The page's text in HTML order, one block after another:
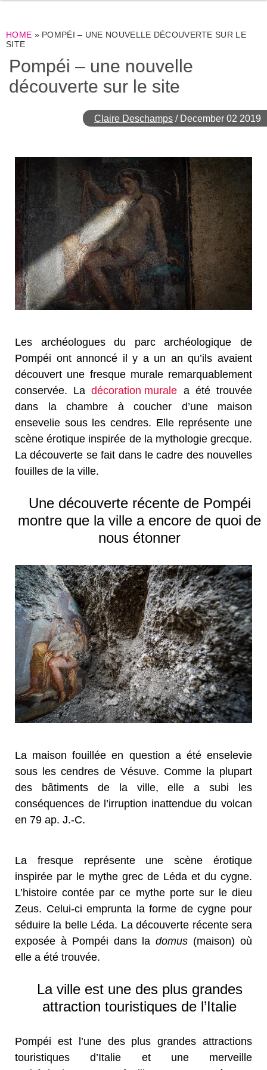
HOME » POMPÉI – UNE NOUVELLE DÉCOUVERTE SUR LE
SITE
Pompéi – une nouvelle
découverte sur le site
Claire Deschamps / December 02 2019
Les archéologues du parc archéologique de
Pompéi ont annoncé il y a un an qu’ils avaient
découvert une fresque murale remarquablement
conservée. Ladécoration murale a été trouvée
dans la chambre à coucher d’une maison
ensevelie sous les cendres. Elle représente une
scène érotique inspirée de la mythologie grecque.
La découverte se fait dans le cadre des nouvelles
fouilles de la ville.
Une découverte récente de Pompéi
montre que la ville a encore de quoi de
nous étonner
La maison fouillée en question a été enselevie
sous les cendres de Vésuve. Comme la plupart
des bâtiments de la ville, elle a subi les
conséquences de l’irruption inattendue du volcan
en 79 ap. J.-C.
La fresque représente une scène érotique
inspirée par le mythe grec de Léda et du cygne.
L’histoire contée par ce mythe porte sur le dieu
Zeus. Celui-ci emprunta la forme de cygne pour
séduire la belle Léda. La découverte récente sera
exposée à Pompéi dans ladomus (maison) où
elle a été trouvée.
La ville est une des plus grandes
attraction touristiques de l’Italie
Pompéi est l’une des plus grandes attractions
touristiques d’Italie et une merveille